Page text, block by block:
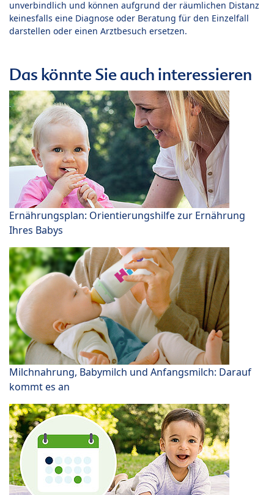
unverbindlich und können aufgrund der räumlichen Distanz
keinesfalls eine Diagnose oder Beratung für den Einzelfall
darstellen oder einen Arztbesuch ersetzen.
Das könnte Sie auch interessieren
Ernährungsplan: Orientierungshilfe zur Ernährung
Ihres Babys
Milchnahrung, Babymilch und Anfangsmilch: Darauf
kommt es an